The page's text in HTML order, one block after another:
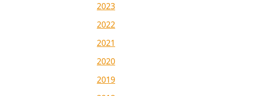
2023
2022
2021
2020
2019